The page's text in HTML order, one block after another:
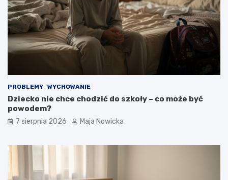
PROBLEMY WYCHOWANIE
Dziecko nie chce chodzić do szkoły – co może być
powodem?
7 sierpnia 2026 Maja Nowicka